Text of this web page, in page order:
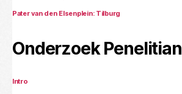
Pater van den Elsenplein: Tilburg
Onderzoek Penelitian
Intro